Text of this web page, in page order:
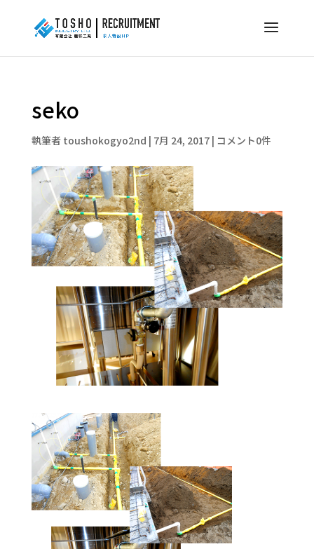
seko
執筆者 toushokogyo2nd | 7月 24, 2017| コメント0件